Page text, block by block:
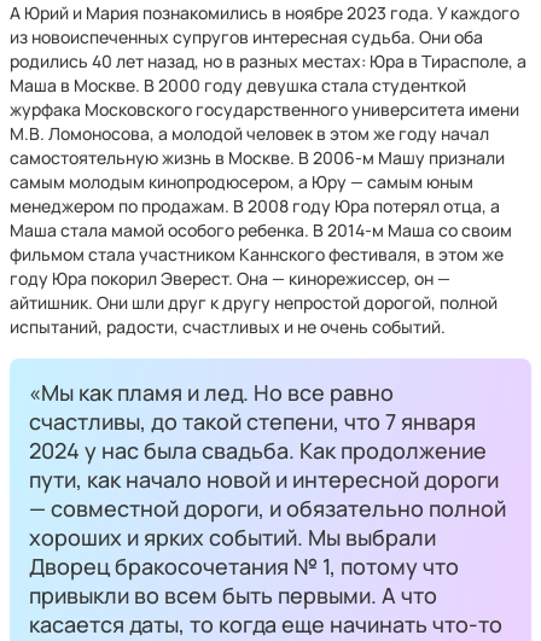
А Юрий и Мария познакомились в ноябре 2023 года. У каждого
из новоиспеченных супругов интересная судьба. Они оба
родились 40 лет назад, но в разных местах: Юра в Тирасполе, а
Маша в Москве. В 2000 году девушка стала студенткой
журфака Московского государственного университета имени
М.В. Ломоносова, а молодой человек в этом же году начал
самостоятельную жизнь в Москве. В 2006-м Машу признали
самым молодым кинопродюсером, а Юру — самым юным
менеджером по продажам. В 2008 году Юра потерял отца, а
Маша стала мамой особого ребенка. В 2014-м Маша со своим
фильмом стала участником Каннского фестиваля, в этом же
году Юра покорил Эверест. Она — кинорежиссер, он —
айтишник. Они шли друг к другу непростой дорогой, полной
испытаний, радости, счастливых и не очень событий.
«Мы как пламя и лед. Но все равно
счастливы, до такой степени, что 7 января
2024 у нас была свадьба. Как продолжение
пути, как начало новой и интересной дороги
— совместной дороги, и обязательно полной
хороших и ярких событий. Мы выбрали
Дворец бракосочетания № 1, потому что
привыкли во всем быть первыми. А что
касается даты, то когда еще начинать что-то